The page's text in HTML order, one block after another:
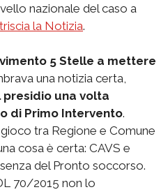
nazionale del caso a
la Notizia.
5 Stelle a mettere
una notizia certa,
presidio una volta
di Primo Intervento.
tra Regione e Comune
cosa è certa: CAVS e
del Pronto soccorso.
70/2015 non lo